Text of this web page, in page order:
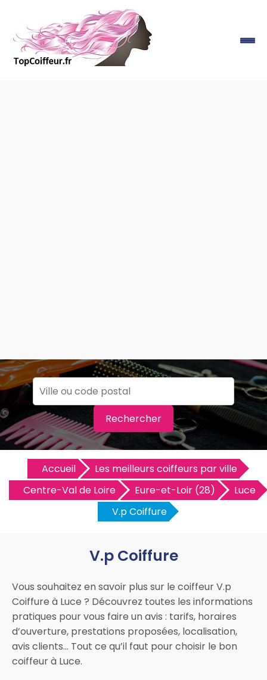
Rechercher
Accueil
Les meilleurs coiffeurs par ville
Centre-Val de Loire
Eure-et-Loir (28)
Luce
V.p Coiffure
V.p Coiffure
Vous souhaitez en savoir plus sur le coiffeur V.p
Coiffure à Luce ? Découvrez toutes les informations
pratiques pour vous faire un avis : tarifs, horaires
d’ouverture, prestations proposées, localisation,
avis clients… Tout ce qu’il faut pour choisir le bon
coiffeur à Luce.